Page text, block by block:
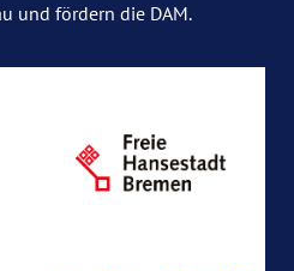
und fördern die DAM.